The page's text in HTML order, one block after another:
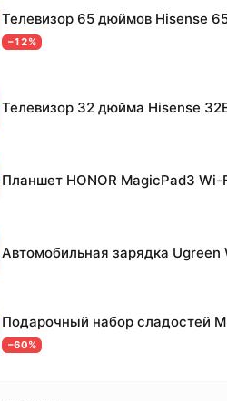
Телевизор 65 дюймов Hisense
−12%
Телевизор 32 дюйма Hisense
Автомобильная зарядка Ugreen
−60%